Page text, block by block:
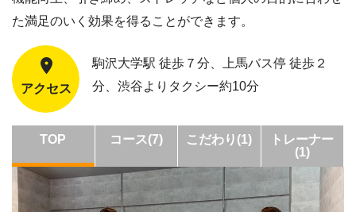
た満足のいく効果を得ることができます。
アクセス
駒沢大学駅 徒歩７分、上馬バス停 徒歩２
分、渋谷よりタクシー約10分
TOP コース(7) こだわり(1)
トレーナー
(1)